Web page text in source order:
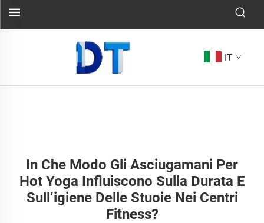
IT
In Che Modo Gli Asciugamani Per
Hot Yoga Influiscono Sulla Durata E
Sull’igiene Delle Stuoie Nei Centri
Fitness?